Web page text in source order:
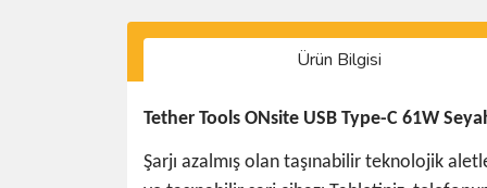
Ürün Bilgisi
Tether Tools ONsite USB Type-C 61W
Şarjı azalmış olan taşınabilir teknolojik